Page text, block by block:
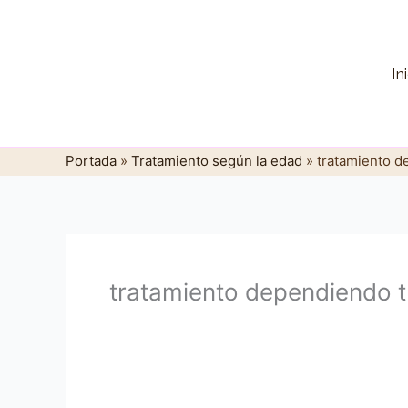
Portada » Tratamiento según la edad » tratamiento
tratamiento dependiendo